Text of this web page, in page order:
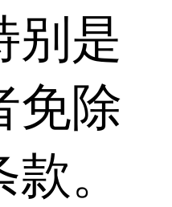
别是
免除
。